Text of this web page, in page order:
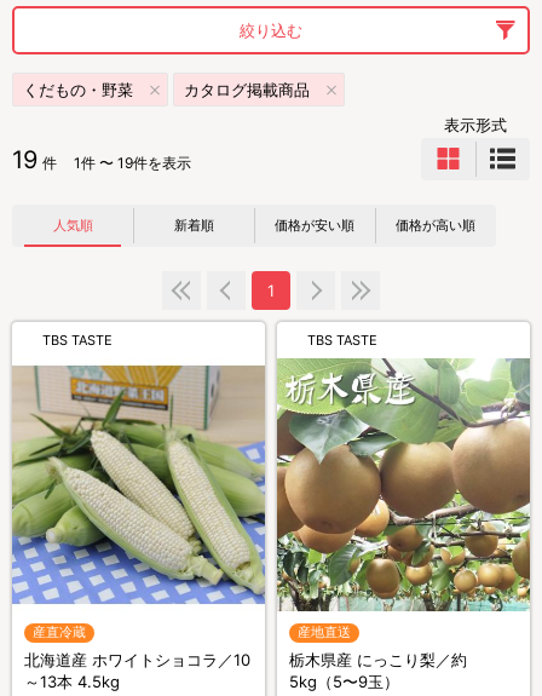
絞り込む
くだもの・野菜 カタログ掲載商品
19 件 1件 〜 19件を表示
表示形式
人気順 新着順 価格が安い順 価格が高い順
1
TBS TASTE
産直冷蔵
北海道産 ホワイトショコラ／10
～13本 4.5kg
TBS TASTE
産地直送
栃木県産 にっこり梨／約
5kg（5〜9玉）